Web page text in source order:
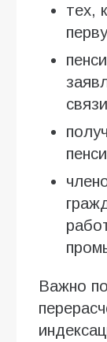
тех,
Важно